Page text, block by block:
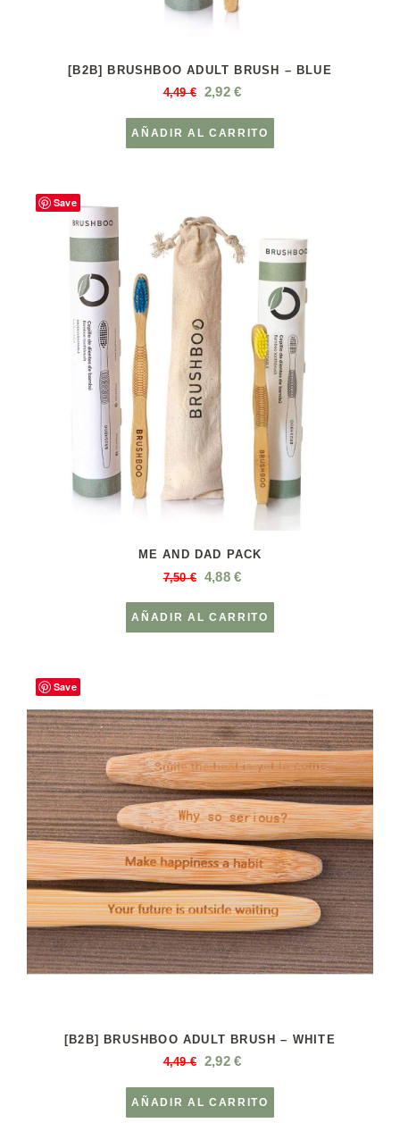
[B2B] BRUSHBOO ADULT BRUSH – BLUE
4,49€ 2,92€
AÑADIR AL CARRITO
Save
ME AND DAD PACK
7,50€ 4,88€
AÑADIR AL CARRITO
Save
[B2B] BRUSHBOO ADULT BRUSH – WHITE
4,49€ 2,92€
AÑADIR AL CARRITO